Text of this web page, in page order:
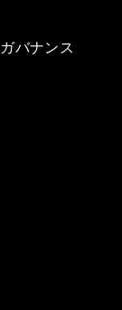
バナンス